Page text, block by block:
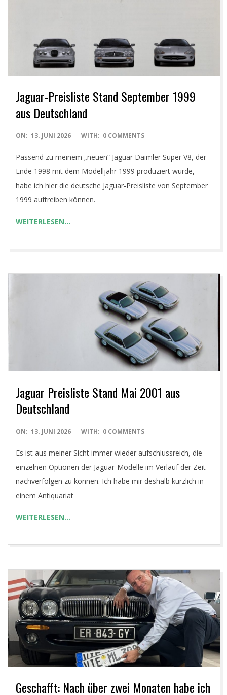
Jaguar-Preisliste Stand September 1999
aus Deutschland
2026-
13
ON: 13. JUNI 2026 WITH: 0 COMMENTS
Passend zu meinem „neuen“ Jaguar Daimler Super V8, der
Ende 1998 mit dem Modelljahr 1999 produziert wurde,
habe ich hier die deutsche Jaguar-Preisliste von September
1999 auftreiben können.
WEITERLESEN…
Jaguar Preisliste Stand Mai 2001 aus
Deutschland
2026-
13
ON: 13. JUNI 2026 WITH: 0 COMMENTS
Es ist aus meiner Sicht immer wieder aufschlussreich, die
einzelnen Optionen der Jaguar-Modelle im Verlauf der Zeit
nachverfolgen zu können. Ich habe mir deshalb kürzlich in
einem Antiquariat
WEITERLESEN…
Geschafft: Nach über zwei Monaten habe ich